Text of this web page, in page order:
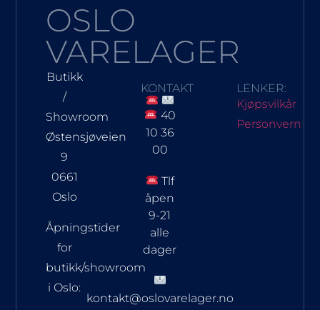
OSLO
VARELAGER
Butikk
/
Showroom
Østensjøveien
9
0661
Oslo
Åpningstider
for
butikk/showroom
i Oslo:
KONTAKT
40
10 36
00
Tlf
åpen
9-21
alle
dager
kontakt@oslovarelager.no
LENKER:
Kjøpsvilkår
Personvern